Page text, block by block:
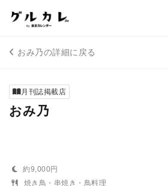
おみ乃の詳細に戻る
月刊誌掲載店
おみ乃
約9,000円
焼き鳥・串焼き・鳥料理